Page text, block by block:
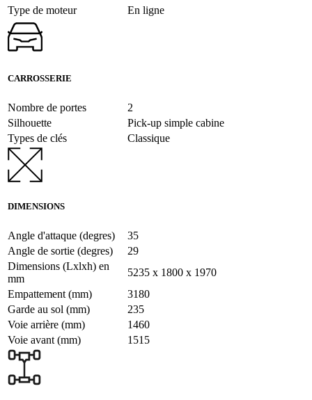
Type de moteur
En ligne
CARROSSERIE
Nombre de portes
2
Silhouette
Pick-up simple cabine
Types de clés
Classique
DIMENSIONS
Angle d'attaque (degres)
35
Angle de sortie (degres)
29
Dimensions (Lxlxh) en
mm
5235 x 1800 x 1970
Empattement (mm)
3180
Garde au sol (mm)
235
Voie arrière (mm)
1460
Voie avant (mm)
1515